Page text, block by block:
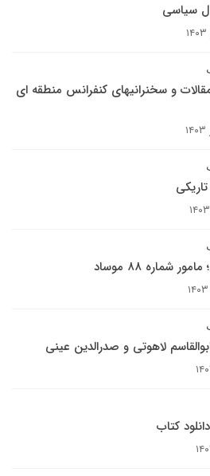
سیاسی
و سخنرانیهای کنفرانس منطقه ای
شماره ۸۸ موساد
لاهوتی و صدرالدین عینی
کتاب